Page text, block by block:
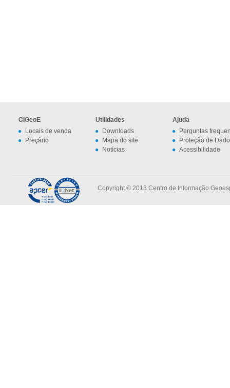
CIGeoE
Locais de venda
Preçário
Utilidades
Downloads
Mapa do site
Notícias
Ajuda
Perguntas
Proteção de
Acessibilidade
Copyright © 2013 Centro de Informação